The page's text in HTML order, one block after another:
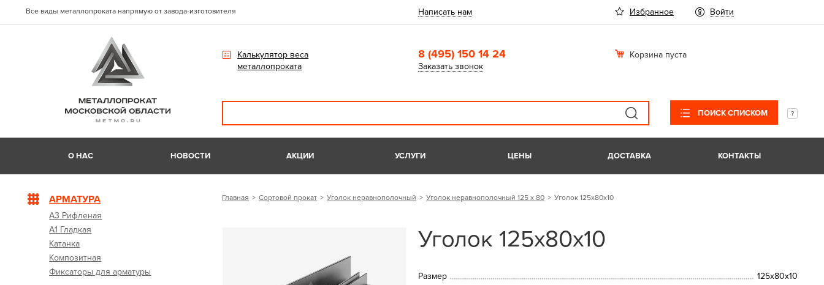
Все виды металлопроката напрямую от завода-изготовителя Написать нам Избранное Войти
Калькулятор веса
металлопроката
8 (495) 150 14 24
Заказать звонок
Корзина пуста
ПОИСК СПИСКОМ
О НАС НОВОСТИ АКЦИИ УСЛУГИ ЦЕНЫ ДОСТАВКА КОНТАКТЫ
АРМАТУРА
А3 Рифленая
А1 Гладкая
Катанка
Композитная
Фиксаторы для арматуры
Главная Сортовой прокат Уголок неравнополочный Уголок неравнополочный 125 х 80 Уголок 125х80х10
Уголок 125х80х10
Размер
125х80х10